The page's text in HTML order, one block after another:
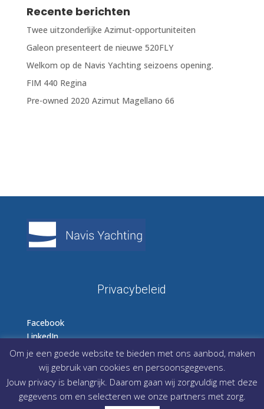
Recente berichten
Twee uitzonderlijke Azimut-opportuniteiten
Galeon presenteert de nieuwe 520FLY
Welkom op de Navis Yachting seizoens opening.
FIM 440 Regina
Pre-owned 2020 Azimut Magellano 66
Privacybeleid
Facebook
LinkedIn
Instagram
Om je een goede website te bieden met ons aanbod, maken
wij gebruik van cookies en persoonsgegevens.
Jouw privacy is belangrijk. Daarom gaan wij zorgvuldig met deze
gegevens om en selecteren we onze partners met zorg.